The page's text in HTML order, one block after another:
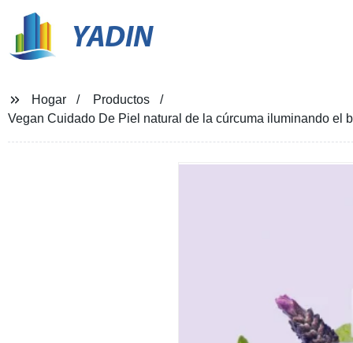
YADIN
Hogar
Productos
Vegan Cuidado De Piel natural de la cúrcuma iluminando el